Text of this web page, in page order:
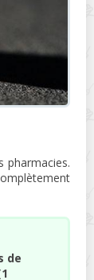
pharmacies.
de